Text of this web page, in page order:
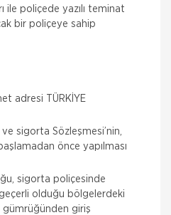
ile poliçede yazılı teminat
bir poliçeye sahip
adresi TÜRKİYE
sigorta Sözleşmesi’nin,
önce yapılması
sigorta poliçesinde
olduğu bölgelerdeki
giriş